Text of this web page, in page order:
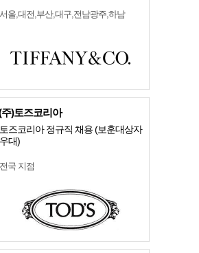
서울,대전,부산,대구,전남광주,하남
주)토즈코리아
토즈코리아 정규직 채용 (보훈대상자
우대)
전국 지점